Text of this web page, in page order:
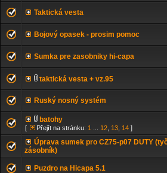
Taktická vesta
Bojový opasek - prosim pomoc
Sumka pre zasobniky hi-capa
taktická vesta + vz.95
Ruský nosný systém
batohy
[ Přejít na stránku: 1 12 13 14 ]
Úprava sumek pro CZ75-p07 DUTY
zásobník)
Puzdro na Hicapa 5.1